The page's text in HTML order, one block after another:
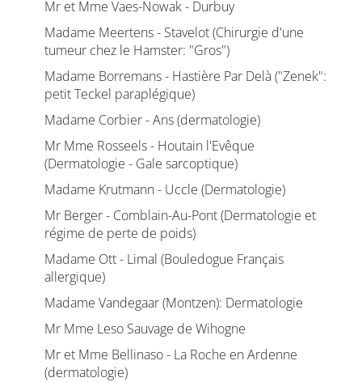
Mr et Mme Vaes-Nowak - Durbuy
Madame Meertens - Stavelot (Chirurgie d'une
tumeur chez le Hamster: "Gros")
Madame Borremans - Hastière Par Delà ("Zenek":
petit Teckel paraplégique)
Madame Corbier - Ans (dermatologie)
Mr Mme Rosseels - Houtain l'Evêque
(Dermatologie - Gale sarcoptique)
Madame Krutmann - Uccle (Dermatologie)
Mr Berger - Comblain-Au-Pont (Dermatologie et
régime de perte de poids)
Madame Ott - Limal (Bouledogue Français
allergique)
Madame Vandegaar (Montzen): Dermatologie
Mr Mme Leso Sauvage de Wihogne
Mr et Mme Bellinaso - La Roche en Ardenne
(dermatologie)